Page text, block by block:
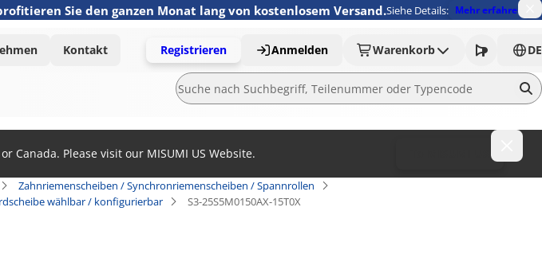
Sie den ganzen Monat lang von kostenlosem Versand.Siehe Details: Mehr erfahren
Kontakt Registrieren Anmelden Warenkorb DE
Canada. Please visit our MISUMI US Website.
Zahnriemenscheiben / Synchronriemenscheiben / Spannrollen
wählbar / konfigurierbar
S3-25S5M0150AX-15T0X